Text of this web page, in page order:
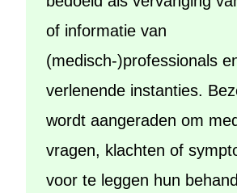
of informatie van
(medisch-)professionals
verlenende instanties.
wordt aangeraden om
vragen, klachten of
voor te leggen hun